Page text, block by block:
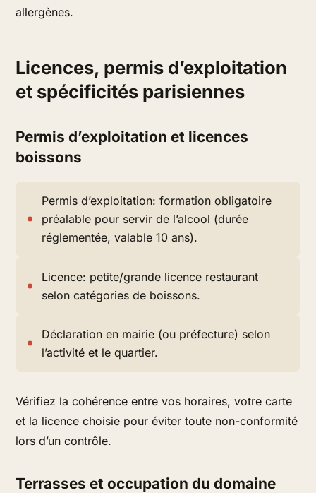
allergènes.
Licences, permis d’exploitation
et spécificités parisiennes
Permis d’exploitation et licences
boissons
Permis d’exploitation: formation obligatoire
préalable pour servir de l’alcool (durée
réglementée, valable 10 ans).
Licence: petite/grande licence restaurant
selon catégories de boissons.
Déclaration en mairie (ou préfecture) selon
l’activité et le quartier.
Vérifiez la cohérence entre vos horaires, votre carte
et la licence choisie pour éviter toute non-conformité
lors d’un contrôle.
Terrasses et occupation du domaine